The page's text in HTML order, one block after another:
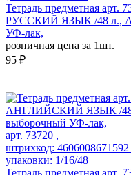
Тетрадь предметная
РУССКИЙ ЯЗЫК /48 л.,
УФ-лак,
розничная цена за 1шт.
95 ₽
арт. 73720 ,
штрихкод: 4606008671592
упаковки: 1/16/48